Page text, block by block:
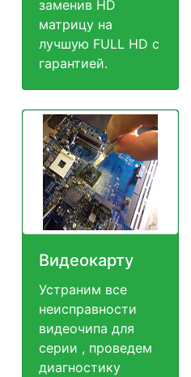
заменив HD
матрицу на
лучшую FULL HD c
гарантией.
Видеокарту
Устраним все
неисправности
видеочипа для
серии , проведем
диагностику